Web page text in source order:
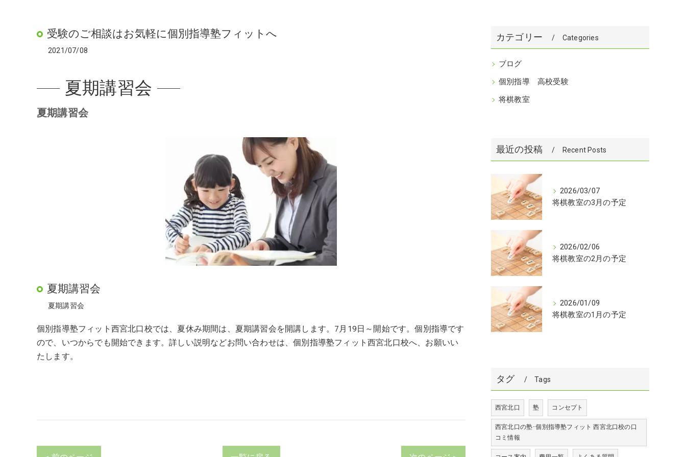
受験のご相談はお気軽に個別指導塾フィットへ
2021/07/08
夏期講習会
夏期講習会
夏期講習会
夏期講習会
個別指導塾フィット西宮北口校では、夏休み期間は、夏期講習会を開講します。7月19日～開始です。個別指導です
ので、いつからでも開始できます。詳しい説明などお問い合わせは、個別指導塾フィット西宮北口校へ、お願いい
たします。
カテゴリー Categories
ブログ
個別指導 高校受験
将棋教室
最近の投稿 Recent Posts
2026/03/07
将棋教室の3月の予定
2026/02/06
将棋教室の2月の予定
2026/01/09
将棋教室の1月の予定
タグ Tags
西宮北口 塾 コンセプト
西宮北口の塾･個別指導塾フィット 西宮北口校の口
コミ情報